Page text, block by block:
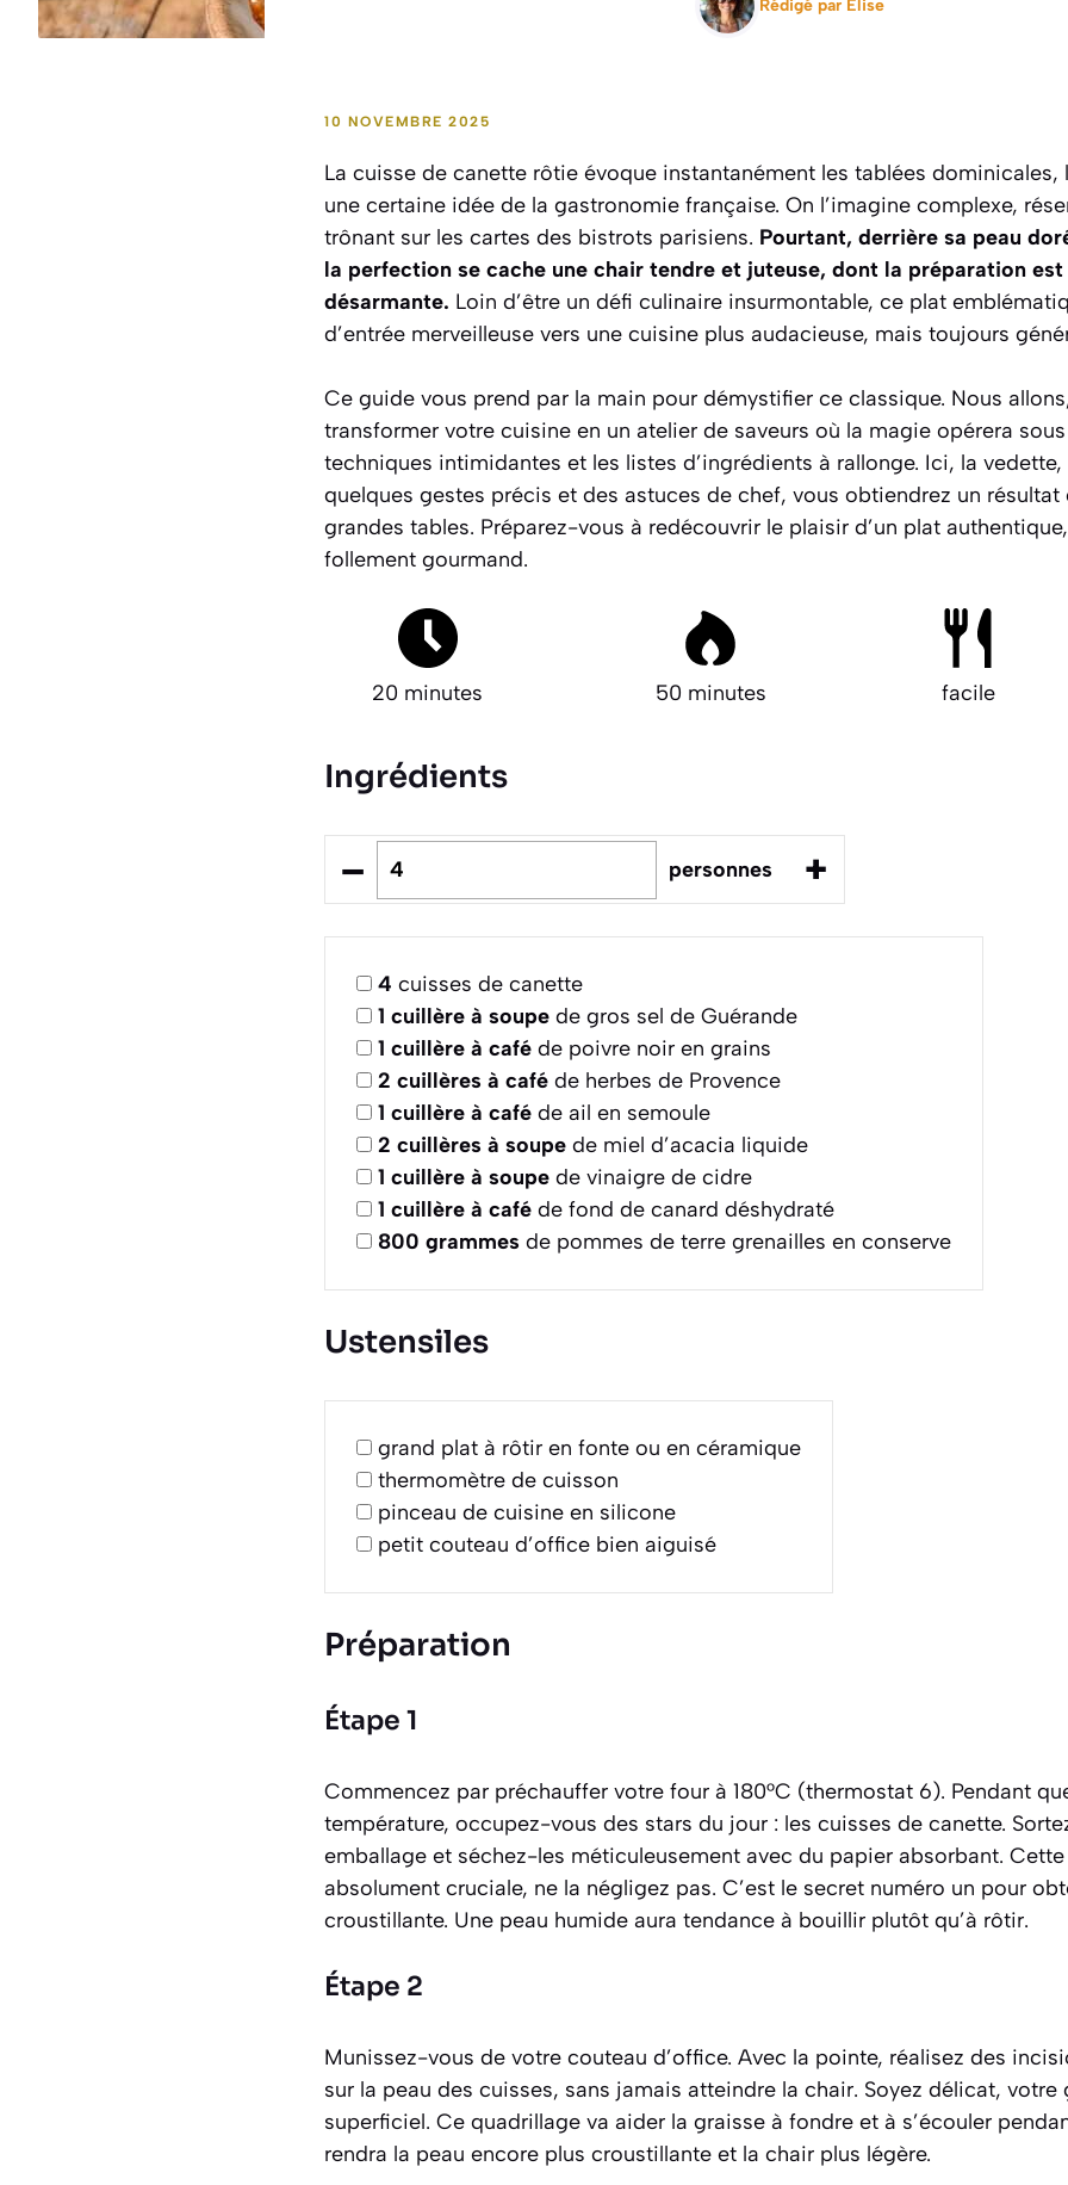
Rédigé par Elise
10 NOVEMBRE 2025
La cuisse de canette rôtie évoque instantanément les tablées dominicales,
une certaine idée de la gastronomie française. On l’imagine complexe,
trônant sur les cartes des bistrots parisiens. Pourtant, derrière sa peau
la perfection se cache une chair tendre et juteuse, dont la préparation
désarmante. Loin d’être un défi culinaire insurmontable, ce plat
d’entrée merveilleuse vers une cuisine plus audacieuse, mais toujours
Ce guide vous prend par la main pour démystifier ce classique. Nous
transformer votre cuisine en un atelier de saveurs où la magie opérera
techniques intimidantes et les listes d’ingrédients à rallonge. Ici, la
quelques gestes précis et des astuces de chef, vous obtiendrez un résultat
grandes tables. Préparez-vous à redécouvrir le plaisir d’un plat
follement gourmand.
20 minutes 50 minutes facile
Ingrédients
– personnes +
4 cuisses de canette
1 cuillère à soupe de gros sel de Guérande
1 cuillère à café de poivre noir en grains
2 cuillères à café de herbes de Provence
1 cuillère à café de ail en semoule
2 cuillères à soupe de miel d’acacia liquide
1 cuillère à soupe de vinaigre de cidre
1 cuillère à café de fond de canard déshydraté
800 grammes de pommes de terre grenailles en conserve
Ustensiles
grand plat à rôtir en fonte ou en céramique
thermomètre de cuisson
pinceau de cuisine en silicone
petit couteau d’office bien aiguisé
Préparation
Étape 1
Commencez par préchauffer votre four à 180°C (thermostat 6). Pendant
température, occupez-vous des stars du jour : les cuisses de canette.
emballage et séchez-les méticuleusement avec du papier absorbant.
absolument cruciale, ne la négligez pas. C’est le secret numéro un pour
croustillante. Une peau humide aura tendance à bouillir plutôt qu’à rôtir.
Étape 2
Munissez-vous de votre couteau d’office. Avec la pointe, réalisez des
sur la peau des cuisses, sans jamais atteindre la chair. Soyez délicat,
superficiel. Ce quadrillage va aider la graisse à fondre et à s’écouler
rendra la peau encore plus croustillante et la chair plus légère.